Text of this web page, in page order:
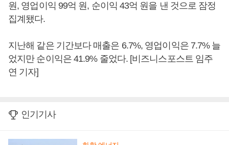
원, 영업이익 99억 원, 순이익 43억 원을 낸 것으로 잠정
집계됐다.
지난해 같은 기간보다 매출은 6.7%, 영업이익은 7.7% 늘
었지만 순이익은 41.9% 줄었다. [비즈니스포스트 임주
연 기자]
인기기사